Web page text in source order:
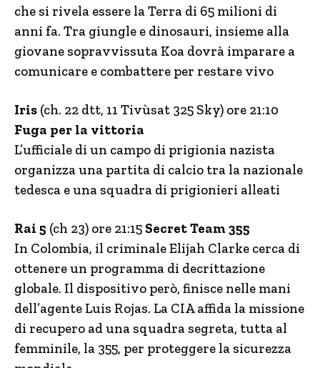
che si rivela essere la Terra di 65 milioni di
anni fa. Tra giungle e dinosauri, insieme alla
giovane sopravvissuta Koa dovrà imparare a
comunicare e combattere per restare vivo
Iris (ch. 22 dtt, 11 Tivùsat 325 Sky) ore 21:10
Fuga per la vittoria
L’ufficiale di un campo di prigionia nazista
organizza una partita di calcio tra la nazionale
tedesca e una squadra di prigionieri alleati
Rai 5 (ch 23) ore 21:15 Secret Team 355
In Colombia, il criminale Elijah Clarke cerca di
ottenere un programma di decrittazione
globale. Il dispositivo però, finisce nelle mani
dell’agente Luis Rojas. La CIA affida la missione
di recupero ad una squadra segreta, tutta al
femminile, la 355, per proteggere la sicurezza